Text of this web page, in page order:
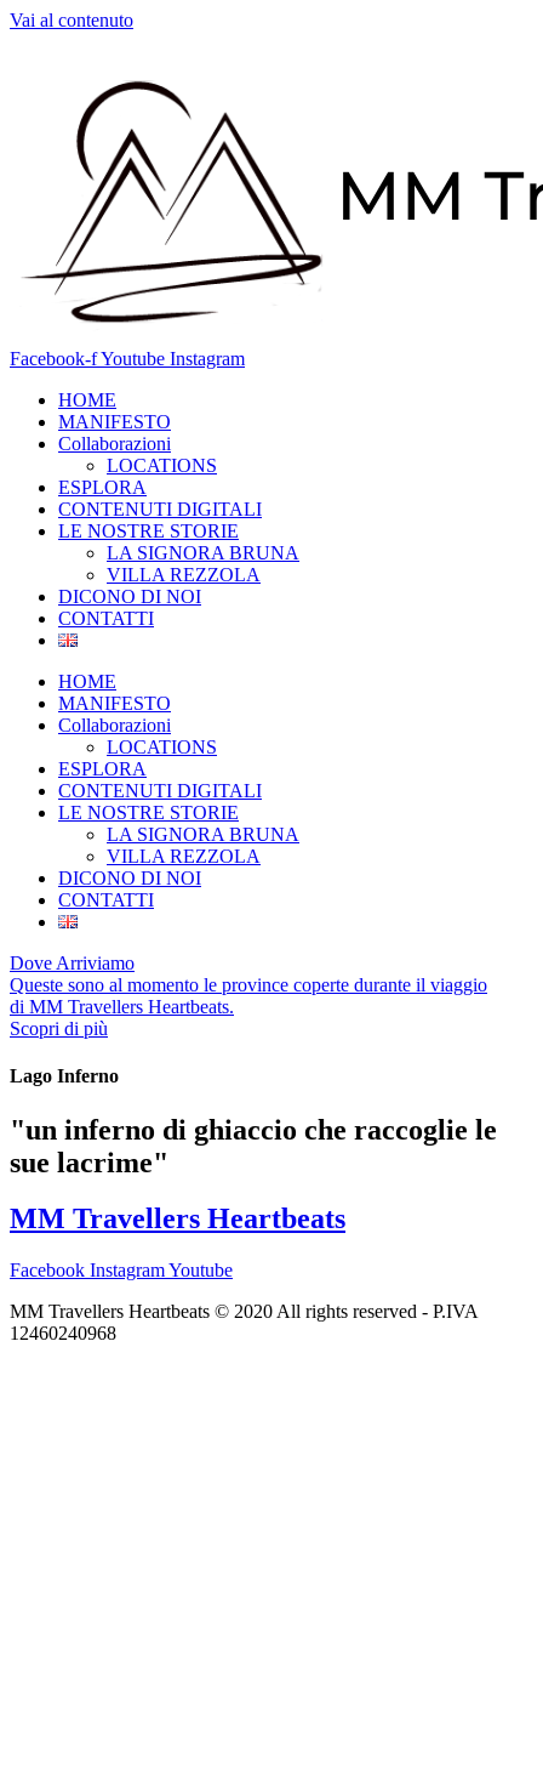
Vai al contenuto
Facebook-fYoutube Instagram
HOME
MANIFESTO
Collaborazioni
LOCATIONS
ESPLORA
CONTENUTI DIGITALI
LE NOSTRE STORIE
LA SIGNORA BRUNA
VILLA REZZOLA
DICONO DI NOI
CONTATTI
HOME
MANIFESTO
Collaborazioni
LOCATIONS
ESPLORA
CONTENUTI DIGITALI
LE NOSTRE STORIE
LA SIGNORA BRUNA
VILLA REZZOLA
DICONO DI NOI
CONTATTI
Dove Arriviamo
Queste sono al momento le province coperte durante il viaggio
di MM Travellers Heartbeats.
Scopri di più
Lago Inferno
"un inferno di ghiaccio che raccoglie le
sue lacrime"
MM Travellers Heartbeats
Facebook InstagramYoutube
MM Travellers Heartbeats © 2020 All rights reserved​ - P.IVA
12460240968